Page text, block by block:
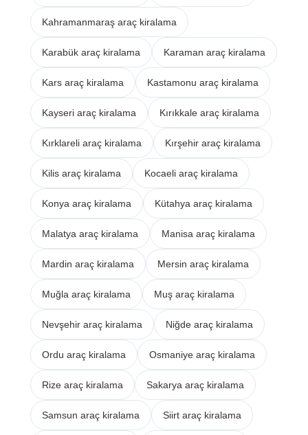
Kahramanmaraş araç kiralama
Karabük araç kiralama Karaman araç kiralama
Kars araç kiralama Kastamonu araç kiralama
Kayseri araç kiralama Kırıkkale araç kiralama
Kırklareli araç kiralama Kırşehir araç kiralama
Kilis araç kiralama Kocaeli araç kiralama
Konya araç kiralama Kütahya araç kiralama
Malatya araç kiralama Manisa araç kiralama
Mardin araç kiralama Mersin araç kiralama
Muğla araç kiralama Muş araç kiralama
Nevşehir araç kiralama Niğde araç kiralama
Ordu araç kiralama Osmaniye araç kiralama
Rize araç kiralama Sakarya araç kiralama
Samsun araç kiralama Siirt araç kiralama